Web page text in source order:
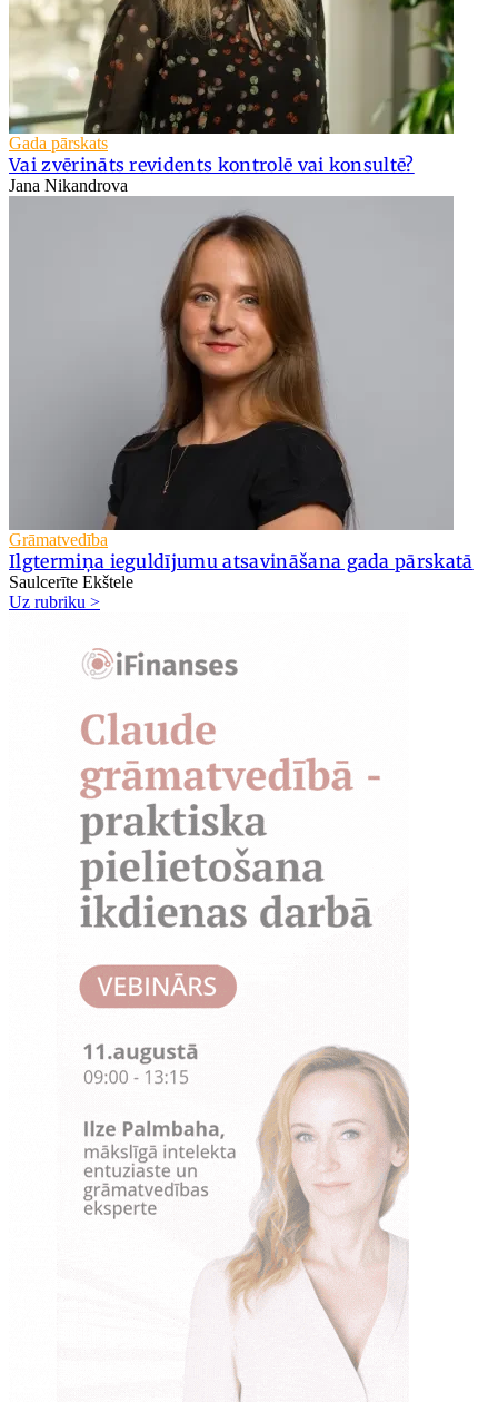
Gada pārskats
Vai zvērināts revidents kontrolē vai konsultē?
Jana Nikandrova
Grāmatvedība
Ilgtermiņa ieguldījumu atsavināšana gada pārskatā
Saulcerīte Ekštele
Uz rubriku >